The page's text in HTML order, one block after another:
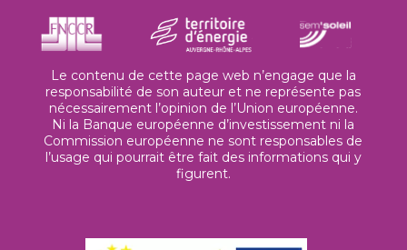
Le contenu de cette page web n’engage que la
responsabilité de son auteur et ne représente pas
nécessairement l’opinion de l’Union européenne.
Ni la Banque européenne d’investissement ni la
Commission européenne ne sont responsables de
l’usage qui pourrait être fait des informations qui y
figurent.